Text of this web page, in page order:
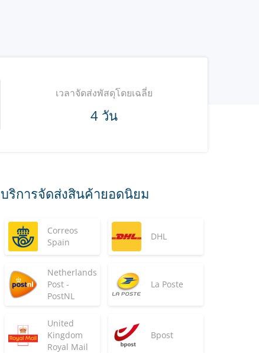
เวลาจัดส่งพัสดุโดยเฉลี่ย
4 วัน
บริการจัดส่งสินค้ายอดนิยม
Correos
Spain
DHL
Netherlands
Post -
PostNL
La Poste
United
Kingdom
Royal Mail
Bpost